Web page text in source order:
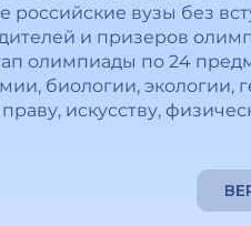
вузы без
и призеров
олимпиады по 24
биологии, экологии,
искусству,